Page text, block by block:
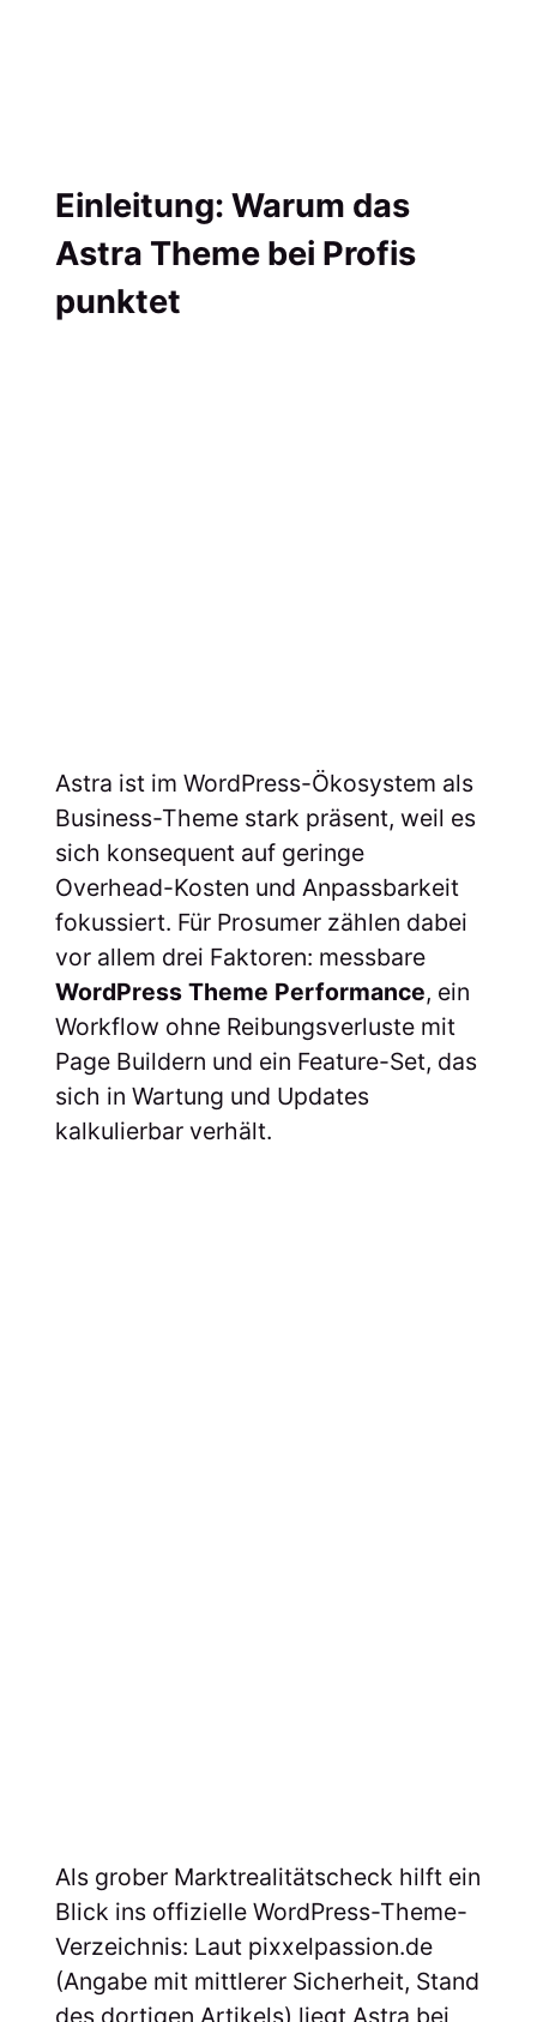
Einleitung: Warum das
Astra Theme bei Profis
punktet
Astra ist im WordPress-Ökosystem als
Business-Theme stark präsent, weil es
sich konsequent auf geringe
Overhead-Kosten und Anpassbarkeit
fokussiert. Für Prosumer zählen dabei
vor allem drei Faktoren: messbare
WordPress Theme Performance, ein
Workflow ohne Reibungsverluste mit
Page Buildern und ein Feature-Set, das
sich in Wartung und Updates
kalkulierbar verhält.
Als grober Marktrealitätscheck hilft ein
Blick ins offizielle WordPress-Theme-
Verzeichnis: Laut pixxelpassion.de
(Angabe mit mittlerer Sicherheit, Stand
des dortigen Artikels) liegt Astra bei